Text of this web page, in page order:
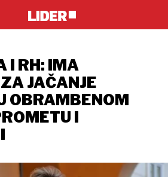
I RH: IMA
JAČANJE
OBRAMBENOM
I